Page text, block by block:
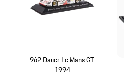
962 Dauer Le Mans GT
1994